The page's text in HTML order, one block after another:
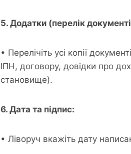
5. Додатки (перелік
• Перелічіть усі копії
ІПН, договору, довідки про
становище).
6. Дата та підпис:
• Ліворуч вкажіть дату